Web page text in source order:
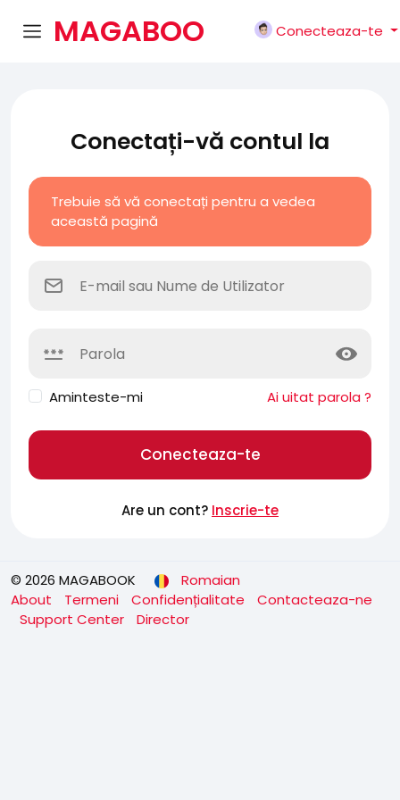
MAGABOO
Conecteaza-te
Conectați-vă contul la
Trebuie să vă conectați pentru a vedea
această pagină
Aminteste-mi Ai uitat parola ?
Conecteaza-te
Are un cont? Inscrie-te
© 2026 MAGABOOK
Romaian
About
Termeni Confidențialitate
Contacteaza-ne
Support Center
Director